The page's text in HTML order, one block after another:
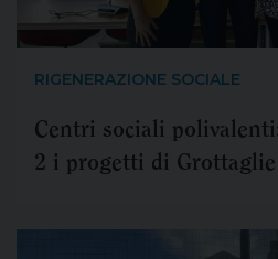
RIGENERAZIONE SOCIALE
Centri sociali
2 i progetti di